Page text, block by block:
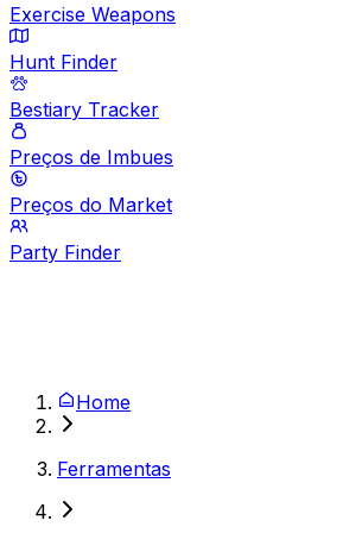
Exercise Weapons
Hunt Finder
Bestiary Tracker
Preços de Imbues
Preços do Market
Party Finder
Home
Ferramentas